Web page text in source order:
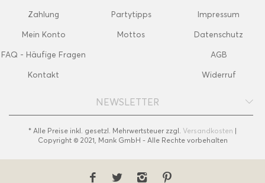
Zahlung
Mein Konto
FAQ - Häufige Fragen
Kontakt
Partytipps
Mottos
Impressum
Datenschutz
AGB
Widerruf
NEWSLETTER
* Alle Preise inkl. gesetzl. Mehrwertsteuer zzgl. Versandkosten |
Copyright © 2021, Mank GmbH - Alle Rechte vorbehalten